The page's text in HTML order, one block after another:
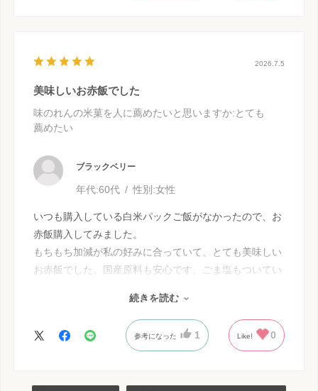
2026.7.5
美味しいお赤飯でした
味のれんの米菓を人に薦めたいと思いますか:とても
薦めたい
ブラックベリー
年代:60代 性別:女性
いつも購入している白米パックご飯がなかったので、お
赤飯購入してみました。
もちもち加減が私の好みに合っていて、とても美味しい
お赤飯でした。国産原料も安心です。ごま塩もついてい
まとめ買いして正解でした。
ちょっと思ったのですが、新潟ならではの醤油味赤飯も
パックご飯であるといいな〜と思いました。
続きを読む
参考になった 1 Like! 0